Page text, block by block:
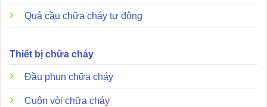
Website https://thietbipccc.net
Chuyên kinh doanh các sản phẩm
bảo hộ lao động
mặt nạ phòng độc
Quả cầu chữa cháy tự động
Thiết bị chữa cháy
Đầu phun chữa cháy
Cuộn vòi chữa cháy